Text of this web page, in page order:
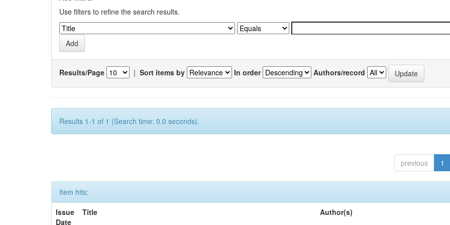
Use filters to refine the search results.
Results/Page | Sort items by In order Authors/record
Results 1-1 of 1 (Search time: 0.0 seconds).
previous 1
Item hits:
Issue
Date
Title Author(s)